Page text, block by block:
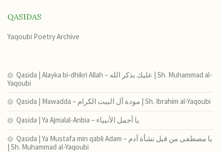
QASIDAS
Yaqoubi Poetry Archive
Qasida | Alayka bi-dhikri Allah – عليك بذكر الله | Sh. Muhammad al-
Yaqoubi
Qasida | Mawadda – مودة آل البيت الكرام | Sh. Ibrahim al-Yaqoubi
Qasida | Ya Ajmalal-Anbia – يا أجمل الأنبياء
Qasida | Ya Mustafa min qabli Adam – يا مصطفى من قبل نشأة آدم
| Sh. Muhammad al-Yaqoubi